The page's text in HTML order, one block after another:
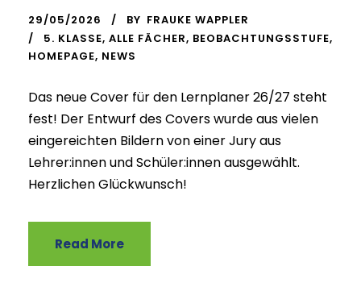
29/05/2026 BY FRAUKE WAPPLER
5. KLASSE, ALLE FÄCHER, BEOBACHTUNGSSTUFE,
HOMEPAGE, NEWS
Das neue Cover für den Lernplaner 26/27 steht
fest! Der Entwurf des Covers wurde aus vielen
eingereichten Bildern von einer Jury aus
Lehrer:innen und Schüler:innen ausgewählt.
Herzlichen Glückwunsch!
Read More